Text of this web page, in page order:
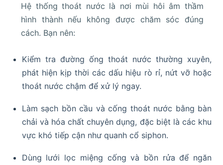
Hệ thống thoát nước là nơi mùi hôi âm thầm
hình thành nếu không được chăm sóc đúng
cách. Bạn nên:
Kiểm tra đường ống thoát nước thường xuyên,
phát hiện kịp thời các dấu hiệu rò rỉ, nứt vỡ hoặc
thoát nước chậm để xử lý ngay.
Làm sạch bồn cầu và cống thoát nước bằng bàn
chải và hóa chất chuyên dụng, đặc biệt là các khu
vực khó tiếp cận như quanh cổ siphon.
Dùng lưới lọc miệng cống và bồn rửa để ngăn